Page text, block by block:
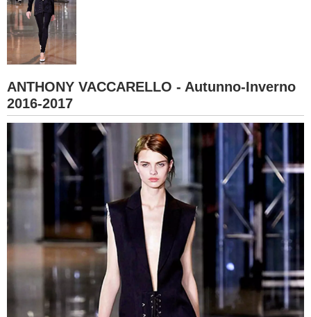
CAPELLI
SESSO
DIETA
GUIDE
FORUM
ANTHONY VACCARELLO - Autunno-Inverno
2016-2017